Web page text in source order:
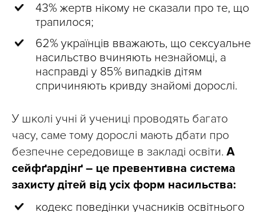
43% жертв нікому не сказали про те, що
трапилося;
62% українців вважають, що сексуальне
насильство вчиняють незнайомці, а
насправді у 85% випадків дітям
спричиняють кривду знайомі дорослі.
У школі учні й учениці проводять багато
часу, саме тому дорослі мають дбати про
безпечне середовище в закладі освіти. А
сейфґардінґ – це превентивна система
захисту дітей від усіх форм насильства:
кодекс поведінки учасників освітнього